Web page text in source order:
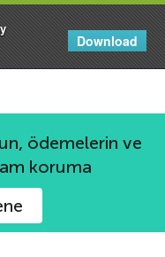
Download
Blogu
ödemelerin ve
koruma